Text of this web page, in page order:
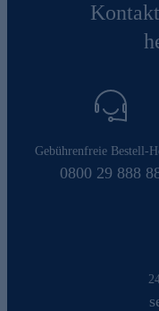
Gebührenfreie Bestell-
0800 29 888